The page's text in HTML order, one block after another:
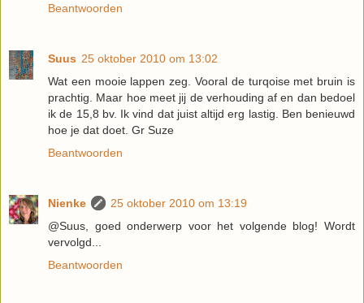
Beantwoorden
Suus 25 oktober 2010 om 13:02
Wat een mooie lappen zeg. Vooral de turqoise met bruin is
prachtig. Maar hoe meet jij de verhouding af en dan bedoel
ik de 15,8 bv. Ik vind dat juist altijd erg lastig. Ben benieuwd
hoe je dat doet. Gr Suze
Beantwoorden
Nienke
25 oktober 2010 om 13:19
@Suus, goed onderwerp voor het volgende blog! Wordt
vervolgd...
Beantwoorden